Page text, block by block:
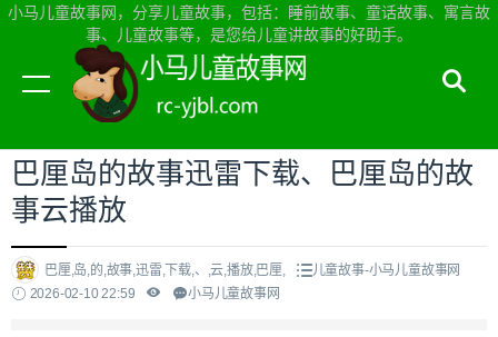
小马儿童故事网，分享儿童故事，包括：睡前故事、童话故事、寓言故
事、儿童故事等，是您给儿童讲故事的好助手。
当前位置：小马儿童故事网首页>儿童故事
巴厘岛的故事迅雷下载、巴厘岛的故
事云播放
巴厘,岛,的,故事,迅雷,下载,、,云,播放,巴厘,
儿童故事-小马儿童故事网
2026-02-10 22:59
小马儿童故事网